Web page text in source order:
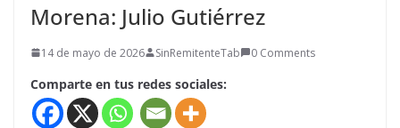
Morena: Julio Gutiérrez
14 de mayo de 2026 SinRemitenteTab 0 Comments
Comparte en tus redes sociales: